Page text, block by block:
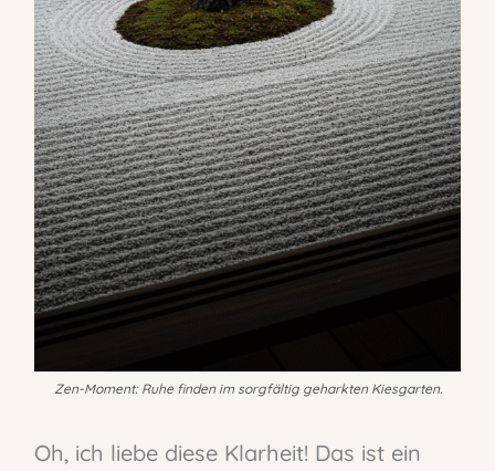
Zen-Moment: Ruhe finden im sorgfältig geharkten Kiesgarten.
Oh, ich liebe diese Klarheit! Das ist ein